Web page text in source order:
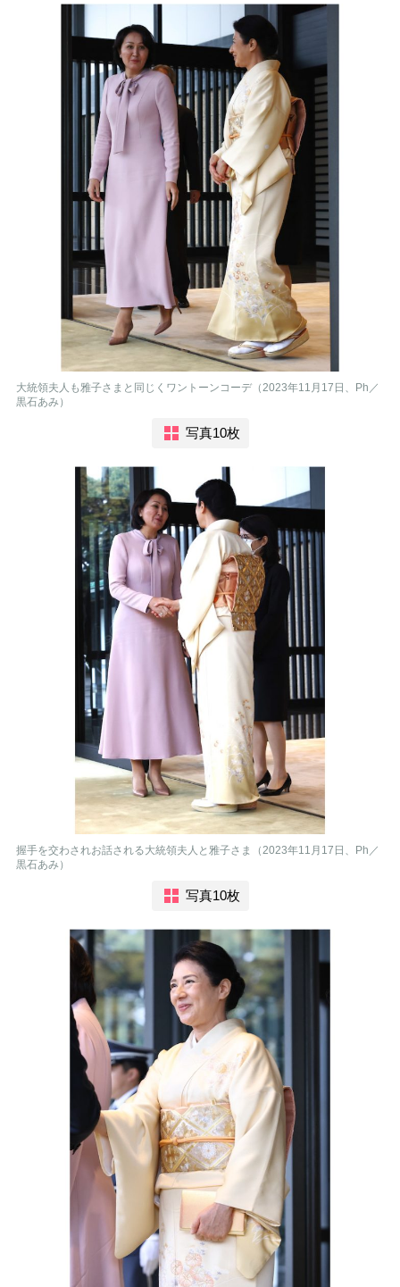
大統領夫人も雅子さまと同じくワントーンコーデ（2023年11月17日、Ph／
黒石あみ）
写真10枚
握手を交わされお話される大統領夫人と雅子さま（2023年11月17日、Ph／
黒石あみ）
写真10枚